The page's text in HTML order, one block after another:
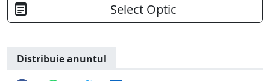
Select Optic
Distribuie anuntul